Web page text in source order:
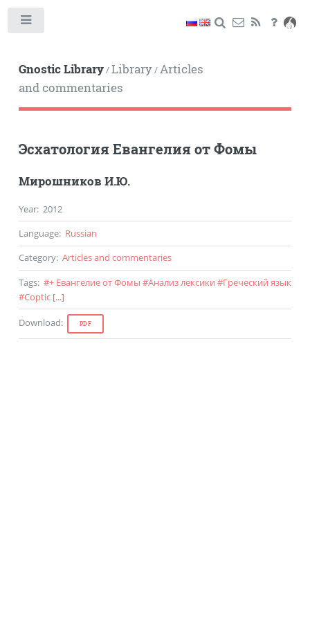
Gnostic Library/Library/Articles
and commentaries
Эсхатология Евангелия от Фомы
Мирошников И.Ю.
Year: 2012
Language: Russian
Category: Articles and commentaries
Tags: #+ Евангелие от Фомы #Анализ лексики #Греческий язык
#Coptic [...]
Download: PDF